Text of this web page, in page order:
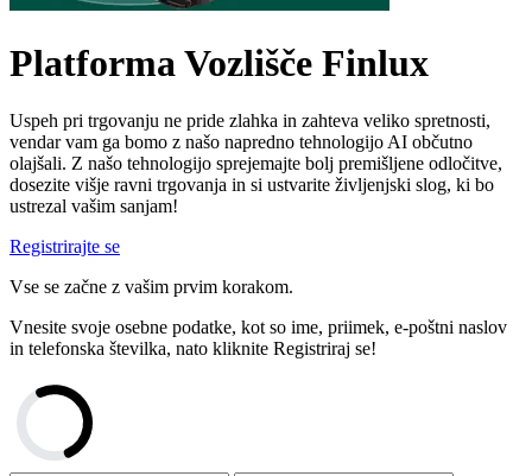
Platforma Vozlišče Finlux
Uspeh pri trgovanju ne pride zlahka in zahteva veliko spretnosti,
vendar vam ga bomo z našo napredno tehnologijo AI občutno
olajšali. Z našo tehnologijo sprejemajte bolj premišljene odločitve,
dosezite višje ravni trgovanja in si ustvarite življenjski slog, ki bo
ustrezal vašim sanjam!
Registrirajte se
Vse se začne z vašim prvim korakom.
Vnesite svoje osebne podatke, kot so ime, priimek, e-poštni naslov
in telefonska številka, nato kliknite Registriraj se!